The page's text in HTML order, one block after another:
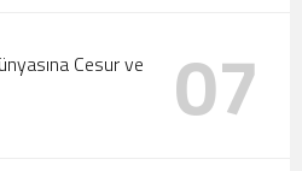
Cesur ve
07